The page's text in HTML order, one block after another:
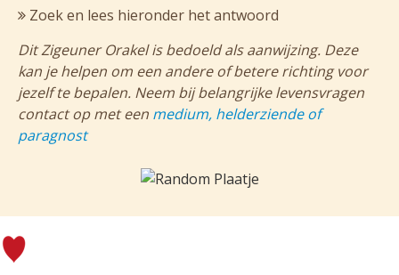
Zoek en lees hieronder het antwoord
Dit Zigeuner Orakel is bedoeld als aanwijzing. Deze
kan je helpen om een andere of betere richting voor
jezelf te bepalen. Neem bij belangrijke levensvragen
contact op met een medium, helderziende of
paragnost